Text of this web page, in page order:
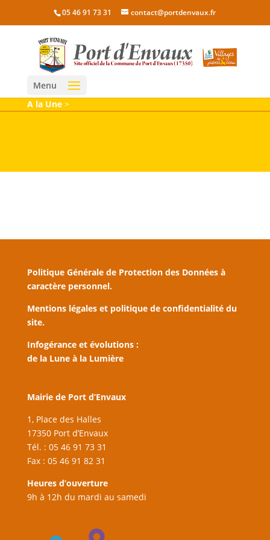
05 46 91 73 31 contact@portdenvaux.fr
Menu
A la Une>
Politique Générale de Protection des Données à
caractère personnel.
Mentions légales et politique de confidentialité du
site.
Infogérance et évolutions :
de la Lune à la Lumière
Mairie de Port d’Envaux
1, Place des Halles
17350 Port d’Envaux
Tél. : 05 46 91 73 31
Fax : 05 46 91 82 31
Heures d’ouverture
9h à 12h du mardi au samedi